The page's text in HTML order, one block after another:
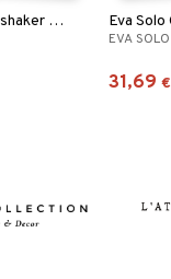
Eva Solo Dressingshaker kaatonokalla
EVA SOLO
31,69 €